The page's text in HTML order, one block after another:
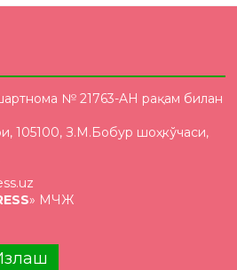
№ 21763-AH рақам билан
105100, З.М.Бобур шоҳкўчаси,
» МЧЖ